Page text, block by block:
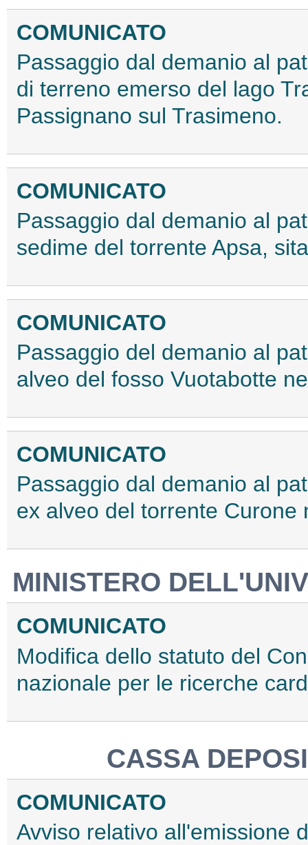
COMUNICATO
Passaggio dal demanio al
di terreno emerso del lago
Passignano sul Trasimeno.
COMUNICATO
Passaggio dal demanio al
sedime del torrente Apsa,
COMUNICATO
Passaggio del demanio al
alveo del fosso Vuotabotte
COMUNICATO
Passaggio dal demanio al
ex alveo del torrente
MINISTERO
COMUNICATO
Modifica dello statuto del
nazionale per le ricerche
CASSA
COMUNICATO
Avviso relativo all'emissione